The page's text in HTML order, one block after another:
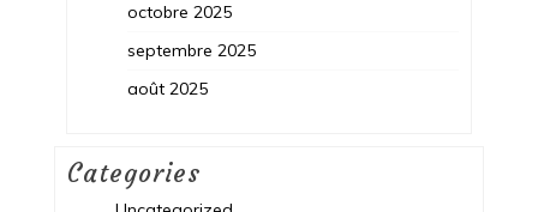
octobre 2025
septembre 2025
août 2025
Categories